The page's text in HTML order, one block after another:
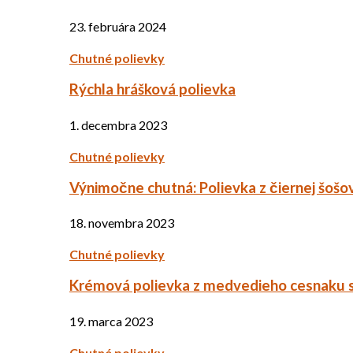
23. februára 2024
Chutné polievky
Rýchla hrášková polievka
1. decembra 2023
Chutné polievky
Výnimočne chutná: Polievka z čiernej
18. novembra 2023
Chutné polievky
Krémová polievka z medvedieho cesnaku
19. marca 2023